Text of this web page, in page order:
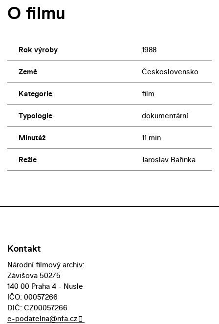
O filmu
Rok výroby 1988
Země Československo
Kategorie film
Typologie dokumentární
Minutáž 11 min
Režie Jaroslav Bařinka
Kontakt
Národní filmový archiv:
Závišova 502/5
140 00 Praha 4 - Nusle
IČO: 00057266
DIČ: CZ00057266
e-podatelna@nfa.cz